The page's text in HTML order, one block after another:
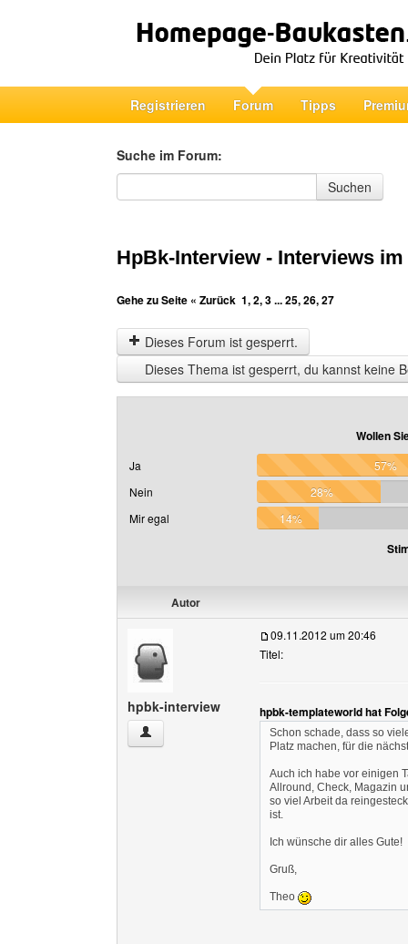
Registrieren Forum Tipps
Suche im Forum:
Suche im Forum
Suchen
HpBk-Interview - Interviews
Gehe zu Seite « Zurück 1,2,3...25,26,27
Dieses Forum ist gesperrt.
Dieses Thema ist gesperrt, du kannst keine
Wollen
Ja
57%
Nein
28%
Mir egal
14%
Autor
hpbk-interview
hpbk-interview Benutzer-Profile anzeigen
09.11.2012 um 20:46
Titel:
hpbk-templateworld hat
Schon schade, dass so
Platz machen, für die
Auch ich habe vor einigen
Allround, Check, Magazin
so viel Arbeit da
ist.
Ich wünsche dir alles Gute!
Gruß,
Theo